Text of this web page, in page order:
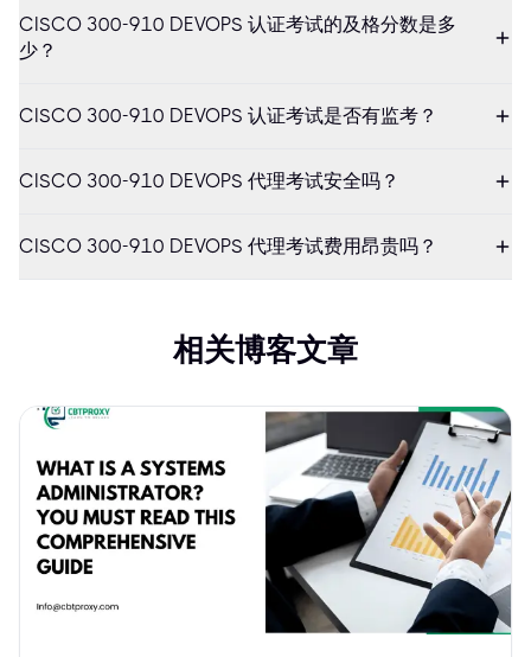
CISCO 300-910 DEVOPS 认证考试的及格分数是多
少？
CISCO 300-910 DEVOPS 认证考试是否有监考？
CISCO 300-910 DEVOPS 代理考试安全吗？
CISCO 300-910 DEVOPS 代理考试费用昂贵吗？
相关博客文章